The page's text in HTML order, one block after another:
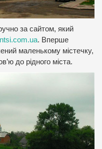
за сайтом, який
. Вперше
маленькому містечку,
до рідного міста.